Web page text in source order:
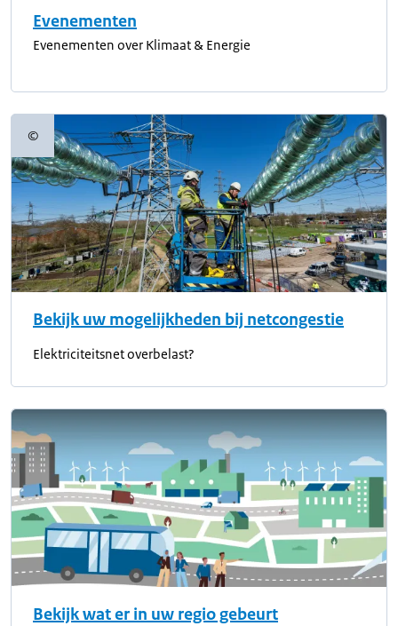
Evenementen
Evenementen over Klimaat & Energie
©Copyrightinformatie
Bekijk uw mogelijkheden bij netcongestie
Elektriciteitsnet overbelast?
Bekijk wat er in uw regio gebeurt